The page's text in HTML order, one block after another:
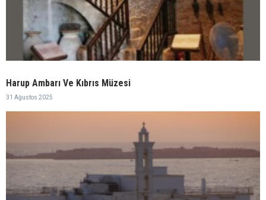
Harup Ambarı Ve Kıbrıs Müzesi
31 Ağustos 2025